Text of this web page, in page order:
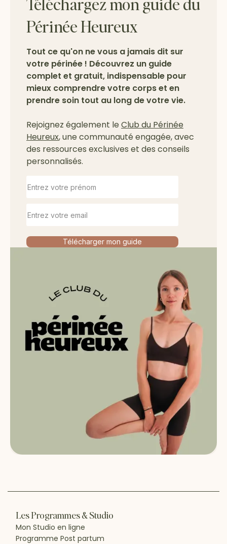
Périnée Heureux
Tout ce qu'on ne vous a jamais dit sur
votre périnée ! Découvrez un guide
complet et gratuit, indispensable pour
mieux comprendre votre corps et en
prendre soin tout au long de votre vie.
Rejoignez également le Club du Périnée
Heureux, une communauté engagée, avec
des ressources exclusives et des conseils
personnalisés.
Télécharger mon guide
Les Programmes & Studio
Mon Studio en ligne
Programme Post partum